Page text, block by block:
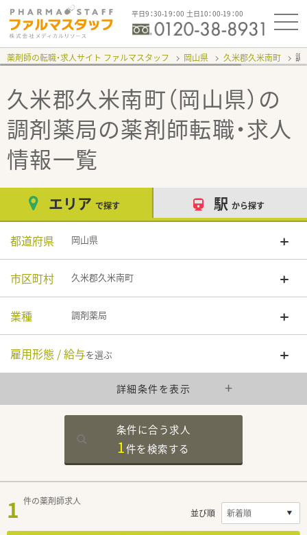
平日9：30-19：00 土日10：00-19：00
薬剤師の転職・求人サイト ファルマスタッフ 岡山県 久米郡久米南町 調
久米郡久米南町（岡山県）の
調剤薬局の薬剤師転職・求人
情報一覧
エリア で探す 駅 から探す
都道府県 岡山県
市区町村 久米郡久米南町
業種 調剤薬局
雇用形態 / 給与を選ぶ
詳細条件を表示
条件に合う求人
1件を検索する
1 件の薬剤師求人
並び順